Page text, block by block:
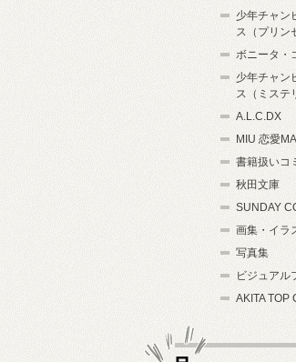
少年チャン
ス（プリン
ボニータ・
少年チャン
ス（ミステ
A.L.C.DX
MIU 恋愛
書籍扱いコ
秋田文庫
SUNDAY
画集・イラ
写真集
ビジュアル
AKITA TOP